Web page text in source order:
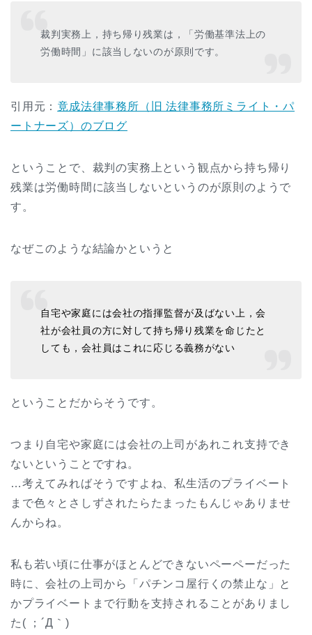
裁判実務上，持ち帰り残業は，「労働基準法上の
労働時間」に該当しないのが原則です。
引用元： 竟成法律事務所（旧 法律事務所ミライト・パ
ートナーズ）のブログ
ということで、裁判の実務上という観点から持ち帰り
残業は労働時間に該当しないというのが原則のようで
す。
なぜこのような結論かというと
自宅や家庭には会社の指揮監督が及ばない上，会
社が会社員の方に対して持ち帰り残業を命じたと
しても，会社員はこれに応じる義務がない
ということだからそうです。
つまり自宅や家庭には会社の上司があれこれ支持でき
ないということですね。
…考えてみればそうですよね、私生活のプライベート
まで色々とさしずされたらたまったもんじゃありませ
んからね。
私も若い頃に仕事がほとんどできないペーペーだった
時に、会社の上司から「パチンコ屋行くの禁止な」と
かプライベートまで行動を支持されることがありまし
た( ；´Д｀)